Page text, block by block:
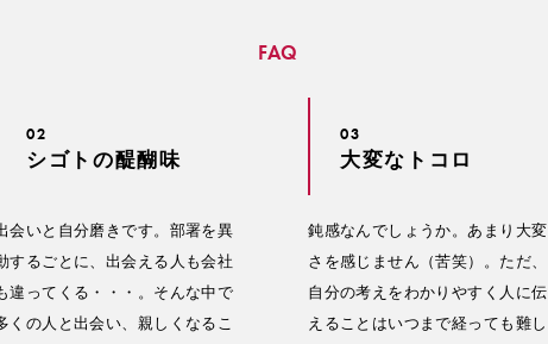
FAQ
02
シゴトの醍醐味
会いと自分磨きです。部署を異
するごとに、出会える人も会社
違ってくる・・・。そんな中で
くの人と出会い、親しくなるこ
03
大変なトコロ
鈍感なんでしょうか。あまり大変
さを感じません（苦笑）。ただ、
自分の考えをわかりやすく人に伝
えることはいつまで経っても難し